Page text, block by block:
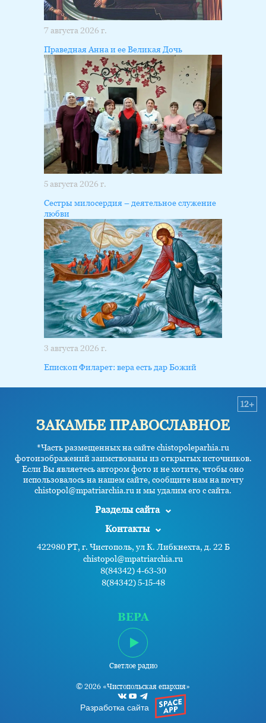
7 августа 2026 г.
Праведная Анна и ее Великая Дочь
5 августа 2026 г.
Сестры милосердия – деятельное служение
любви
3 августа 2026 г.
Епископ Филарет: вера есть дар Божий
ЗАКАМЬЕ ПРАВОСЛАВНОЕ
*Часть размещенных на сайте chistopoleparhia.ru
фотоизображений заимствованы из открытых источников.
Если Вы являетесь автором фото и не хотите, чтобы оно
использовалось на нашем сайте, сообщите нам на почту
chistopol@mpatriarchia.ru и мы удалим его с сайта.
12+
Разделы сайта
Контакты
422980 РТ, г. Чистополь, ул К. Либкнехта, д. 22 Б
chistopol@mpatriarchia.ru
8(84342) 4-63-30
8(84342) 5-15-48
ВЕРА
Светлое радио
© 2026 «Чистопольская епархия»
Разработка сайта